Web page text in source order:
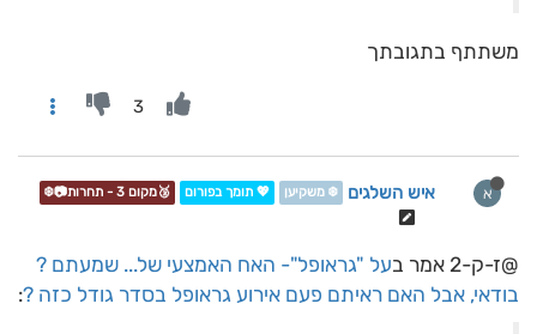
משתתף בתגובתך
3
א איש השלגים ❄️ משקיען 💖 תומך בפורום 🥉מקום 3 - תחרות📷❄️
@ז-ק-2 אמר ב
על "גראופל"- האח האמצעי של... שמעתם ?
בודאי, אבל האם ראיתם פעם אירוע גראופל בסדר גודל כזה ?: